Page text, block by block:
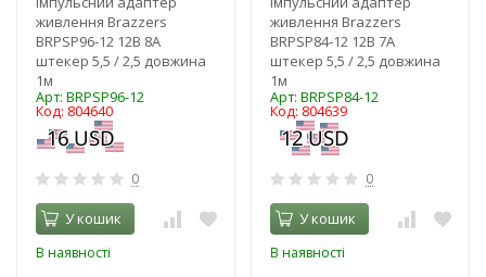
живлення Brazzers
BRPSP96-12 12В 8А
штекер 5,5 / 2,5 довжина
1м
Арт: BRPSP96-12
Код: 804640
0
У кошик
В наявності
живлення Brazzers
BRPSP84-12 12В 7А
штекер 5,5 / 2,5 довжина
1м
Арт: BRPSP84-12
Код: 804639
0
У кошик
В наявності